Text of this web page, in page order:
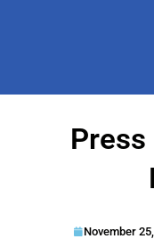
November